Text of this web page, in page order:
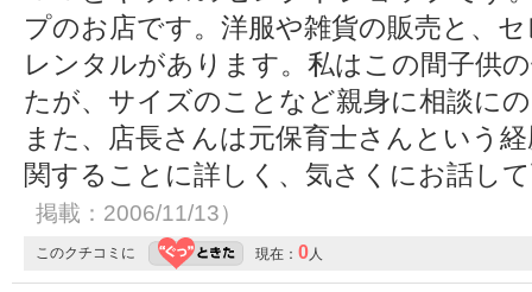
プのお店です。洋服や雑貨の販売と、
レンタルがあります。私はこの間子供
たが、サイズのことなど親身に相談に
また、店長さんは元保育士さんという
関することに詳しく、気さくにお話し
掲載：2006/11/13）
このクチコミに 現在： 0人